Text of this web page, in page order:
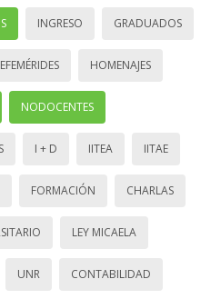
INGRESO GRADUADOS
EFEMÉRIDES HOMENAJES
NODOCENTES
I + D IITEA IITAE
FORMACIÓN CHARLAS
LEY MICAELA
UNR CONTABILIDAD